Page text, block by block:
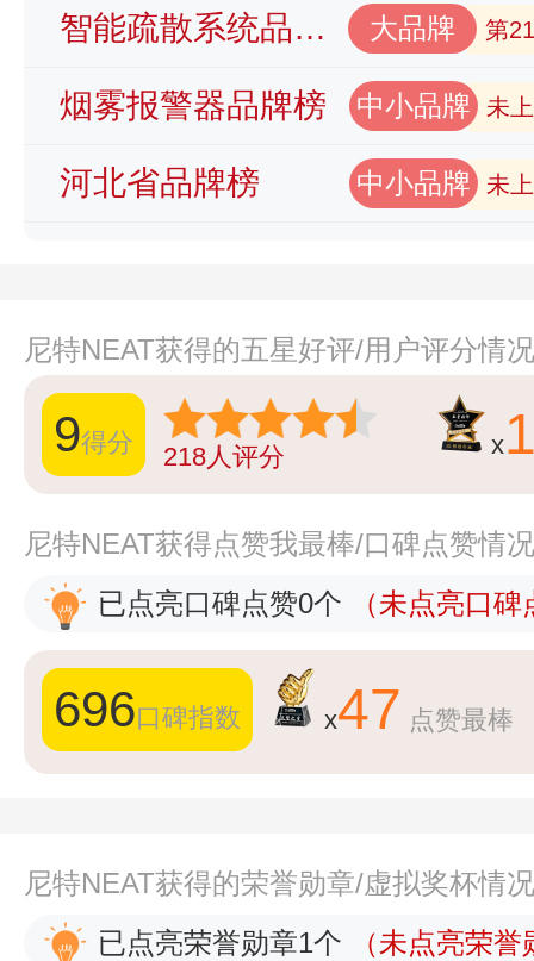
智能疏散系统品牌榜 大品牌 第
烟雾报警器品牌榜 中小品牌 未
河北省品牌榜 中小品牌 未
尼特NEAT获得的五星好评/用户评分情
9得分 218人评分 x
尼特NEAT获得点赞我最棒/口碑点赞情
已点亮口碑点赞0个
（未点亮口
696口碑指数 x47 点赞最棒
尼特NEAT获得的荣誉勋章/虚拟奖杯情
已点亮荣誉勋章1个
（未点亮荣